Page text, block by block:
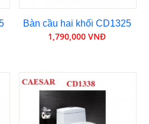
Bàn cầu hai khối CD1325
1,790,000 VNĐ